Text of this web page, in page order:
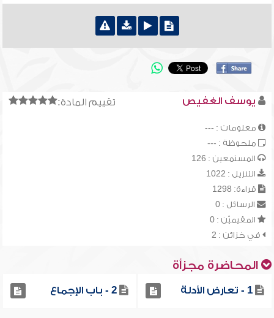
تقييم المادة: يوسف الغفيص
معلومات : ---
ملحوظة : ---
المستمعين : 126
التنزيل : 1022
قراءة: 1298
الرسائل : 0
المقيميّن : 0
في خزائن : 2
المحاضرة مجزأة
1 - تعارض الأدلة 2 - باب الإجماع